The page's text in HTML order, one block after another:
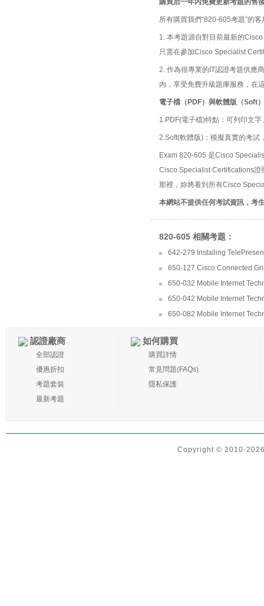
購買后一年內免費更新考題的售
所有購買我們“820-605考題”的
1. 本考題源自對目前最新的
只需在參加Cisco Specialist
2. 作為很專業的IT認證考題供應
內，享受免費升級題庫服務，在
電子檔（PDF）與軟體版（Soft
1.PDF(電子檔)特點：可列印文
2.Soft(軟體版)：模擬真實的考試
Exam 820-605 是Cisco
Cisco Specialist Certifications證
那裡，妳將看到所有Cisco
本網站不提供任何考試資訊，考
820-605 相關考題：
642-279 Installing
650-127 Cisco Connected
650-032 Mobile Internet
650-042 Mobile Internet
650-082 Mobile Internet
認證廠商
全部認證
優惠折扣
考題套裝
最新考題
如何購買
購買詳情
常見問題(FAQs)
隱私保護
Copyright © 2010-